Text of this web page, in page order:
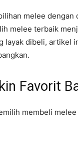
melee
melee terbaik
layak dibeli, artikel
Favorit
membeli